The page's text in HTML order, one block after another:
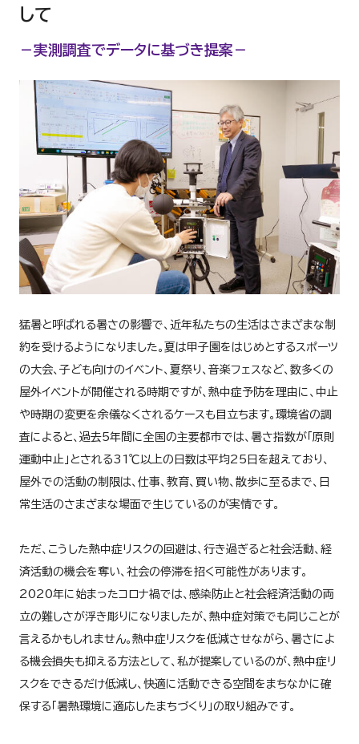
して
－実測調査でデータに基づき提案－
猛暑と呼ばれる暑さの影響で、近年私たちの生活はさまざまな制
約を受けるようになりました。夏は甲子園をはじめとするスポーツ
の大会、子ども向けのイベント、夏祭り、音楽フェスなど、数多くの
屋外イベントが開催される時期ですが、熱中症予防を理由に、中止
や時期の変更を余儀なくされるケースも目立ちます。環境省の調
査によると、過去5年間に全国の主要都市では、暑さ指数が「原則
運動中止」とされる31℃以上の日数は平均25日を超えており、
屋外での活動の制限は、仕事、教育、買い物、散歩に至るまで、日
常生活のさまざまな場面で生じているのが実情です。
ただ、こうした熱中症リスクの回避は、行き過ぎると社会活動、経
済活動の機会を奪い、社会の停滞を招く可能性があります。
2020年に始まったコロナ禍では、感染防止と社会経済活動の両
立の難しさが浮き彫りになりましたが、熱中症対策でも同じことが
言えるかもしれません。熱中症リスクを低減させながら、暑さによ
る機会損失も抑える方法として、私が提案しているのが、熱中症リ
スクをできるだけ低減し、快適に活動できる空間をまちなかに確
保する「暑熱環境に適応したまちづくり」の取り組みです。